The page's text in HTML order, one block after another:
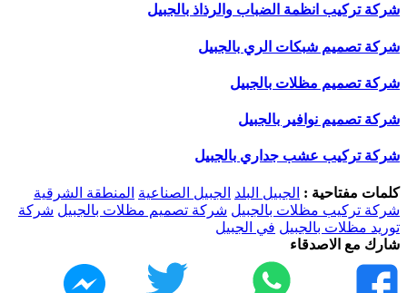
شركة تركيب انظمة الضباب والرذاذ بالجبيل
شركة تصميم شبكات الري بالجبيل
شركة تصميم مظلات بالجبيل
شركة تصميم نوافير بالجبيل
شركة تركيب عشب جداري بالجبيل
كلمات مفتاحية : الجبيل البلد الجبيل الصناعية المنطقة الشرقية
شركة تركيب مظلات بالجبيل شركة تصميم مظلات بالجبيل شركة
توريد مظلات بالجبيل في الجبيل
شارك مع الاصدقاء